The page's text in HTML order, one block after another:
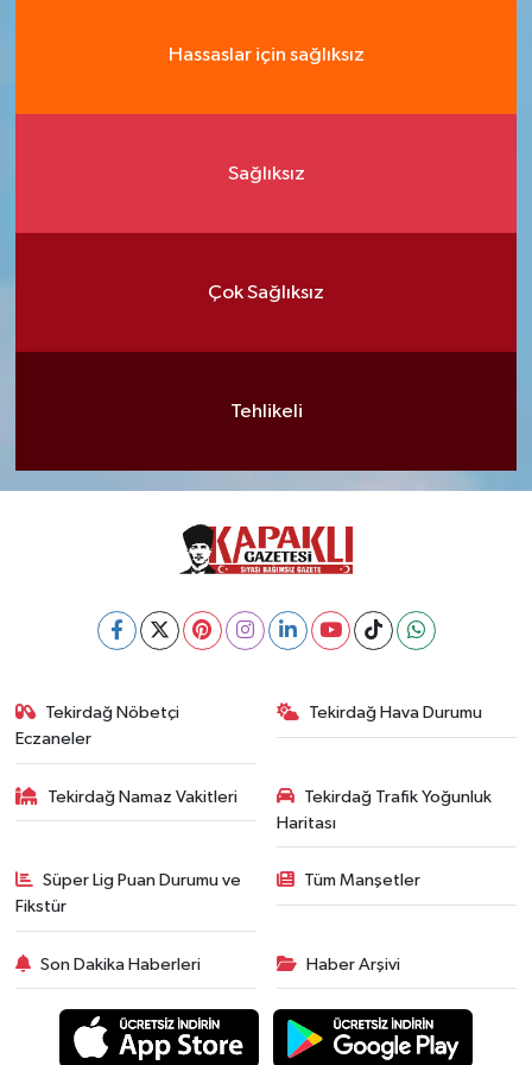
Hassaslar için sağlıksız
Sağlıksız
Çok Sağlıksız
Tehlikeli
Tekirdağ Nöbetçi
Eczaneler
Tekirdağ Hava Durumu
Tekirdağ Namaz Vakitleri
Tekirdağ Trafik Yoğunluk
Haritası
Süper Lig Puan Durumu ve
Fikstür
Tüm Manşetler
Son Dakika Haberleri Haber Arşivi